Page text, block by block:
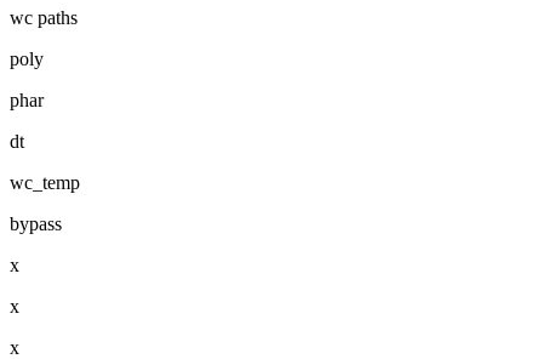
wc paths
poly
phar
dt
wc_temp
bypass
x
x
x